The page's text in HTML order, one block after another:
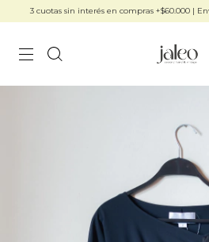
3 cuotas sin interés en compras +$60.000 |